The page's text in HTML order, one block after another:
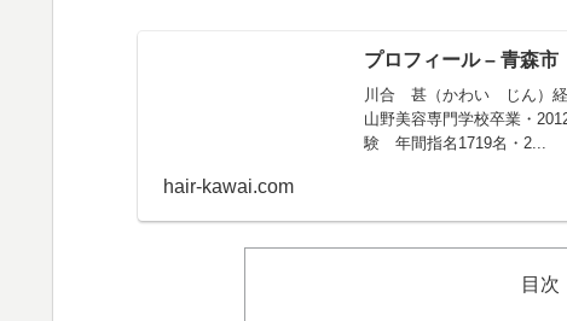
プロフィール – 青森
川合 甚（かわい じん）経
山野美容専門学校卒業・
験 年間指名1719名・2...
hair-kawai.com
目次